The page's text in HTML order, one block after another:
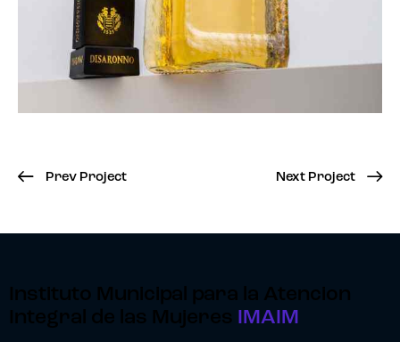
Prev Project Next Project
Instituto Municipal para la Atencion
Integral de las Mujeres
IMAIM